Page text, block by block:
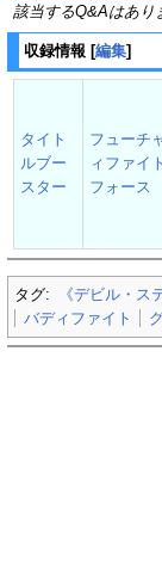
該当するQ&Aはあり
収録情報 [編集]
タイト
ルブー
スター
フューチ
ィファイ
フォース
タグ: 《デビル・ス
バディファイト